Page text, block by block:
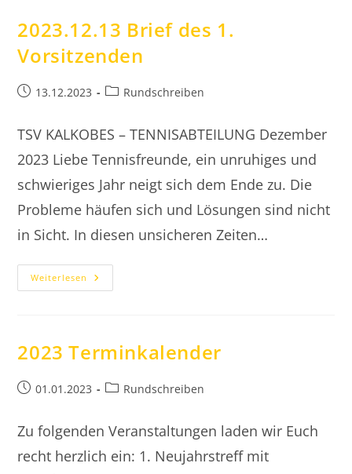
2023.12.13 Brief des 1.
Vorsitzenden
Beitrag13.12.2023
Beitrags-
Rundschreiben
TSV KALKOBES – TENNISABTEILUNG Dezember
2023 Liebe Tennisfreunde, ein unruhiges und
schwieriges Jahr neigt sich dem Ende zu. Die
Probleme häufen sich und Lösungen sind nicht
in Sicht. In diesen unsicheren Zeiten…
Weiterlesen 2023.12.13
Brief
2023 Terminkalender
Beitrag01.01.2023
Beitrags-
Rundschreiben
Zu folgenden Veranstaltungen laden wir Euch
recht herzlich ein: 1. Neujahrstreff mit